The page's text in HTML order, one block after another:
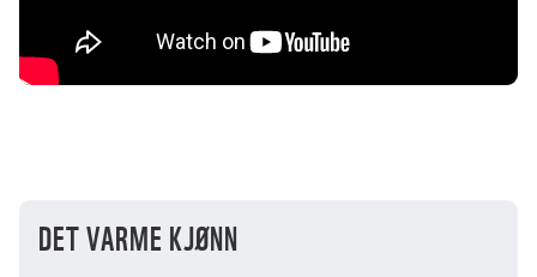
DET VARME KJØNN